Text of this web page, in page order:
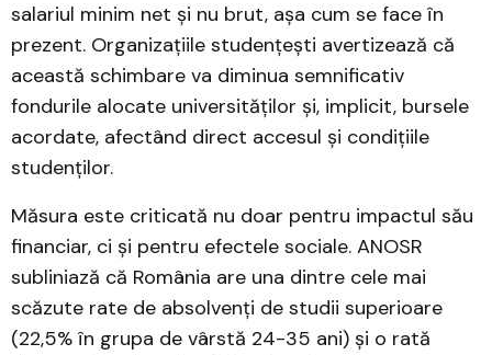
salariul minim net și nu brut, așa cum se face în
prezent. Organizațiile studențești avertizează că
această schimbare va diminua semnificativ
fondurile alocate universităților și, implicit, bursele
acordate, afectând direct accesul și condițiile
studenților.
Măsura este criticată nu doar pentru impactul său
financiar, ci și pentru efectele sociale. ANOSR
subliniază că România are una dintre cele mai
scăzute rate de absolvenți de studii superioare
(22,5% în grupa de vârstă 24-35 ani) și o rată